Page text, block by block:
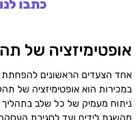
כתבו לנו
אופטימיזציה של
במכירות הוא אופטימיזציה של
ניתוח מעמיק של כל שלב